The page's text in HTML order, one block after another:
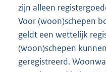
zijn alleen
Voor (woon)schepen
geldt een wettelijk
(woon)schepen
geregistreerd.